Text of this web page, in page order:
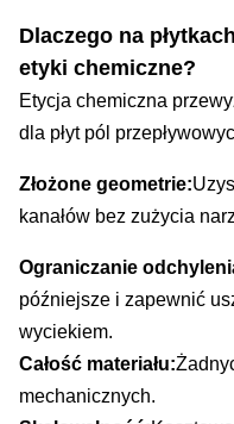
Dlaczego na
etyki chemiczne?
Etycja chemiczna
dla płyt pól
Złożone geometrie:
kanałów bez zużycia
Ograniczanie
późniejsze i zapewnić
wyciekiem.
Całość materiału:
mechanicznych.